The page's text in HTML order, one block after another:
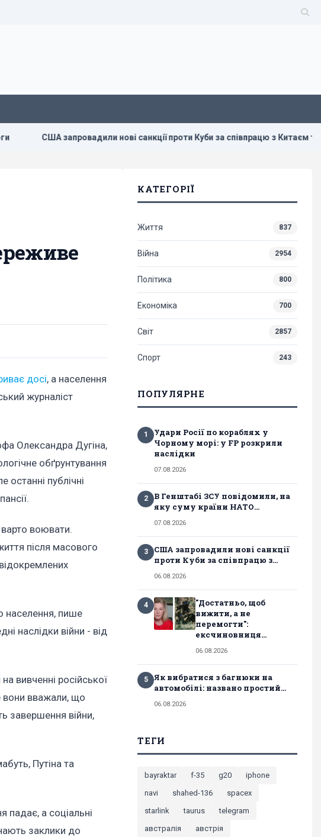
США запровадили нові санкції проти Куби за співпрацю з Китаєм та РФ, -
досі, а населення
журналіст
Олександра Дугіна,
обґрунтування
останні публічні
варто воювати.
після масового
населення, пише
наслідки війни - від
вивченні російської
вони вважали, що
завершення війни,
Путіна та
падає, а соціальні
заклики до
КАТЕГОРІЇ
Життя 837
Війна 2954
Політика 800
Економіка 700
Світ 2857
Спорт 243
ПОПУЛЯРНЕ
1
Удари Росії по кораблях у
Чорному морі: у FP розкрили
наслідки
07.08.2026
2
В Генштабі ЗСУ повідомили, на
яку суму країни НАТО...
07.08.2026
3
США запровадили нові санкції
проти Куби за співпрацю з...
06.08.2026
4
"Достатньо, щоб
вижити, а не
перемогти":
ексчиновниця...
06.08.2026
5
Як вибратися з багнюки на
автомобілі: названо простий...
06.08.2026
ТЕГИ
bayraktar f-35 g20
iphone
navi
shahed-136
spacex
starlink
taurus
telegram
австралія
австрія